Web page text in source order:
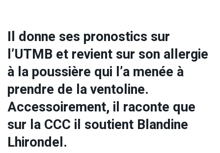
Il donne ses pronostics sur
l’UTMB et revient sur son allergie
à la poussière qui l’a menée à
prendre de la ventoline.
Accessoirement, il raconte que
sur la CCC il soutient Blandine
Lhirondel.